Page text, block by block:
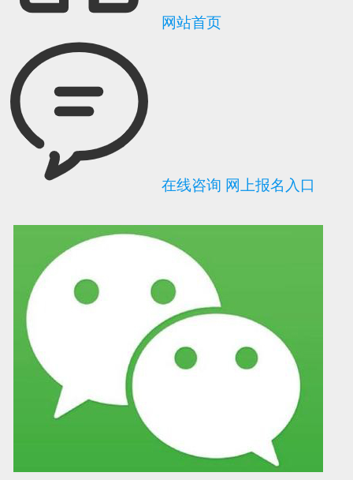
可信网站信用评 网络警察提醒你 诚信网站
网站首页
在线咨询 网上报名入口